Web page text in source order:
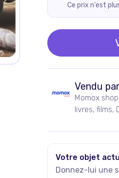
Ce prix n'est
Vendu
Momox
livres, films,
celle de
Votre objet
Donnez-lui une